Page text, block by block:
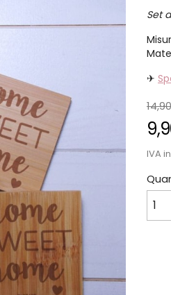
Set
✈
IVA